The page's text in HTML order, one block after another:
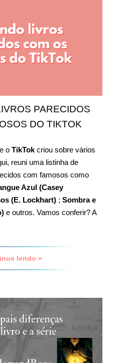
PARECIDOS
DO TIKTOK
o TikTokcriou sobre vários
reuni uma listinha de
com famosos como
Azul (Casey
(E. Lockhart) ; Sombra e
e outros. Vamos conferir? A
lendo »